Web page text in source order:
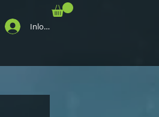
Inloggen